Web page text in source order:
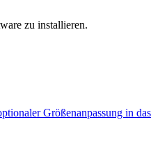
zu installieren.
Größenanpassung in